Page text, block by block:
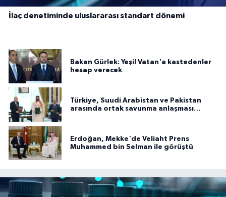
İlaç denetiminde uluslararası standart dönemi
Bakan Gürlek: Yeşil Vatan'a kastedenler
hesap verecek
Türkiye, Suudi Arabistan ve Pakistan
arasında ortak savunma anlaşması
Erdoğan, Mekke'de Veliaht Prens
Muhammed bin Selman ile görüştü